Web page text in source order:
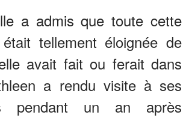
a admis que toute cette
tellement éloignée de
avait fait ou ferait dans
a rendu visite à ses
pendant un an après